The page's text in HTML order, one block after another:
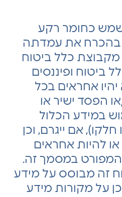
כחומר רקע
בהכרח את עמדתה
כלל ביטוח
ביטוח ופיננסים
אחראים בכל
הפסד ישיר או
במידע הכלול
אם ייגרם, וכן
או להיות אחראים
במסמך זה.
זה מבוסס על מידע
וכן על מקורות מידע